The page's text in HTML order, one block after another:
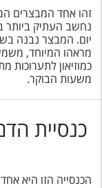
זהו אחד המבצרים
נחשב העתיק ביותר
מראהו המיוחד,
כמוזיאון
משעות הבוקר.
הכנסייה הזו היא